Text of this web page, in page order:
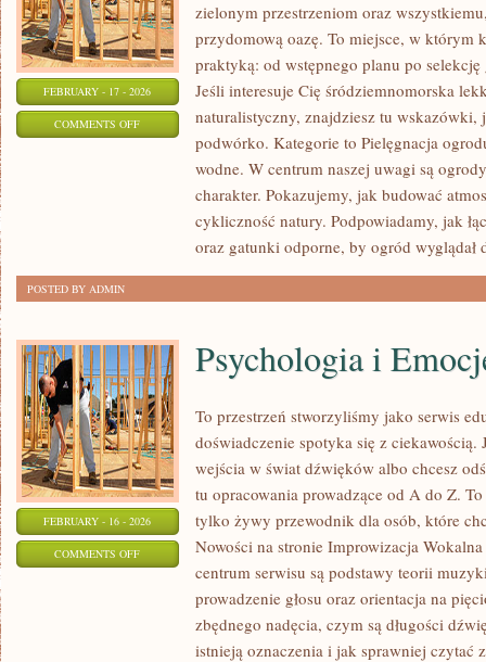
FEBRUARY - 17 - 2026
COMMENTS OFFON
SZKODNIKI
zielonym przestrzeniom oraz
przydomową oazę. To miejsce, w którym
praktyką: od wstępnego planu po
Jeśli interesuje Cię śródziemnomorska
naturalistyczny, znajdziesz tu wskazówki,
podwórko. Kategorie to Pielęgnacja
wodne. W centrum naszej uwagi są
charakter. Pokazujemy, jak budować
cykliczność natury. Podpowiadamy, jak
oraz gatunki odporne, by ogród wyglądał
POSTED BY ADMIN
FEBRUARY - 16 - 2026
COMMENTS OFFON
PSYCHOLOGIA
Psychologia i
To przestrzeń stworzyliśmy jako serwis
doświadczenie spotyka się z ciekawością.
wejścia w świat dźwięków albo chcesz
tu opracowania prowadzące od A do Z.
tylko żywy przewodnik dla osób, które
Nowości na stronie Improwizacja
centrum serwisu są podstawy teorii
prowadzenie głosu oraz orientacja na
zbędnego nadęcia, czym są długości
istnieją oznaczenia i jak sprawniej czytać